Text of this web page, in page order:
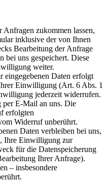
zukommen lassen,
inklusive der von Ihnen
Bearbeitung der Anfrage
bei uns gespeichert. Diese
weiter.
eingegebenen Daten erfolgt
Einwilligung (Art. 6 Abs. 1
jederzeit widerrufen.
per E-Mail an uns. Die
erfolgten
Widerruf unberührt.
Daten verbleiben bei uns,
Ihre Einwilligung zur
für die Datenspeicherung
Ihrer Anfrage).
– insbesondere